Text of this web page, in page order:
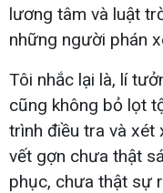
lương tâm và luật
những người phán
Tôi nhắc lại là, lí
cũng không bỏ lọt
trình điều tra và xét
vết gợn chưa thật
phục, chưa thật sự